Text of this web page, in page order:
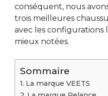
conséquent, nous
trois meilleures
avec les configurations
mieux notées.
Sommaire
La marque VEETS